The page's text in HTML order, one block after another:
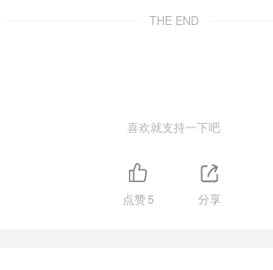
THE END
喜欢就支持一下吧
点赞5 分享